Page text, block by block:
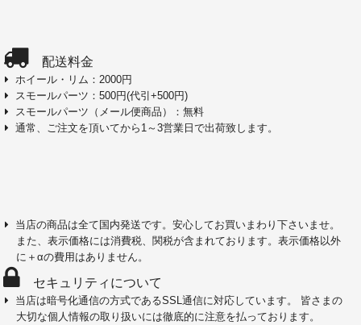
配送料金
ホイール・リム：2000円
スモールパーツ：500円(代引+500円)
スモールパーツ（メール便商品）：無料
通常、ご注文を頂いてから1～3営業日で出荷致します。
当店の商品は全て国内発送です。安心してお買いまわり下さいませ。
また、表示価格には消費税、関税が含まれております。表示価格以外
に＋αの費用はありません。
セキュリティについて
当店は暗号化通信の方式であるSSL通信に対応しています。 皆さまの
大切な個人情報の取り扱いには徹底的に注意を払っております。